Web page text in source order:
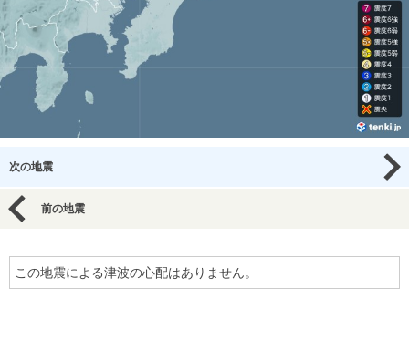
次の地震
前の地震
この地震による津波の心配はありません。